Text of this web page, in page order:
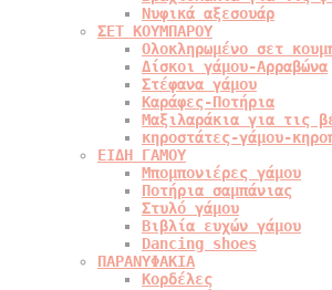
Νυφικά αξεσουάρ
ΣΕΤ ΚΟΥΜΠΑΡΟΥ
Ολοκληρωμένο σετ
Δίσκοι γάμου-Αρραβώνα
Στέφανα γάμου
Καράφες-Ποτήρια
Μαξιλαράκια για τις
κηροστάτες-γάμου-
ΕΙΔΗ ΓΑΜΟΥ
Μπομπονιέρες γάμου
Ποτήρια σαμπάνιας
Στυλό γάμου
Βιβλία ευχών γάμου
Dancing shoes
ΠΑΡΑΝΥΦΑΚΙΑ
Κορδέλες